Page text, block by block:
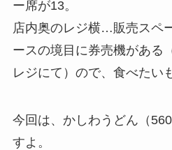
ー席が13。
店内奥のレジ横…販売スペ
ースの境目に券売機がある
レジにて）ので、食べたい
今回は、かしわうどん（
すよ。